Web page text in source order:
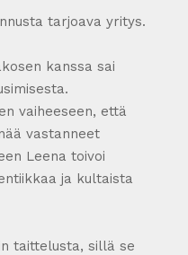
tarjoava yritys.
kanssa sai
vaiheeseen, että
vastanneet
Leena toivoi
ja kultaista
taittelusta, sillä se